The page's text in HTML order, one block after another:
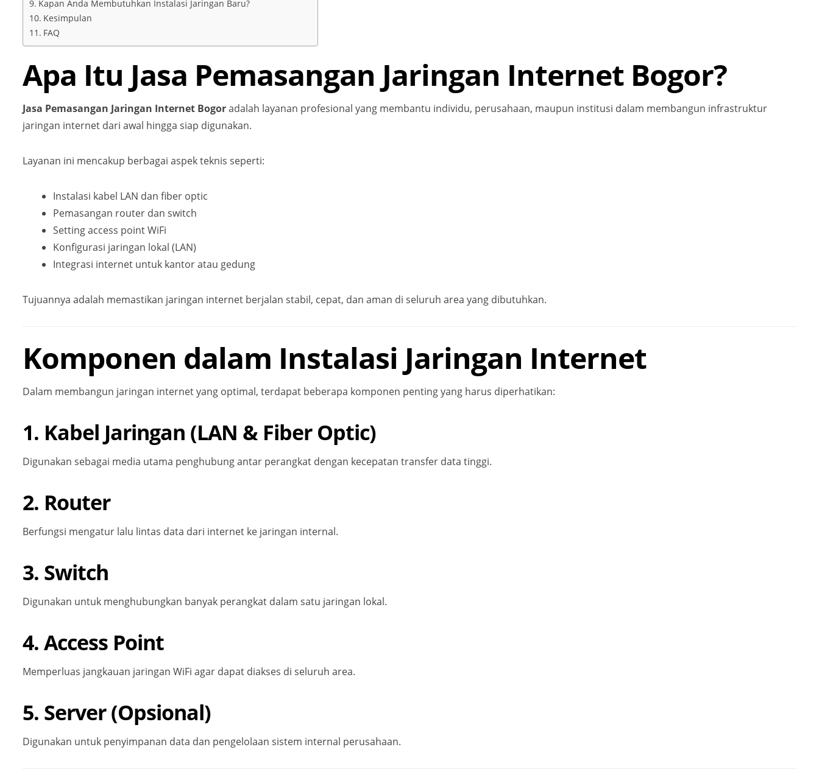
Kapan Anda Membutuhkan Instalasi Jaringan Baru?
Kesimpulan
FAQ
Apa Itu Jasa Pemasangan Jaringan Internet Bogor?
Jasa Pemasangan Jaringan Internet Bogoradalah layanan profesional yang membantu individu, perusahaan, maupun institusi dalam membangun infrastruktur
jaringan internet dari awal hingga siap digunakan.
Layanan ini mencakup berbagai aspek teknis seperti:
Instalasi kabel LAN dan fiber optic
Pemasangan router dan switch
Setting access point WiFi
Konfigurasi jaringan lokal (LAN)
Integrasi internet untuk kantor atau gedung
Tujuannya adalah memastikan jaringan internet berjalan stabil, cepat, dan aman di seluruh area yang dibutuhkan.
Komponen dalam Instalasi Jaringan Internet
Dalam membangun jaringan internet yang optimal, terdapat beberapa komponen penting yang harus diperhatikan:
1. Kabel Jaringan (LAN & Fiber Optic)
Digunakan sebagai media utama penghubung antar perangkat dengan kecepatan transfer data tinggi.
2. Router
Berfungsi mengatur lalu lintas data dari internet ke jaringan internal.
3. Switch
Digunakan untuk menghubungkan banyak perangkat dalam satu jaringan lokal.
4. Access Point
Memperluas jangkauan jaringan WiFi agar dapat diakses di seluruh area.
5. Server (Opsional)
Digunakan untuk penyimpanan data dan pengelolaan sistem internal perusahaan.